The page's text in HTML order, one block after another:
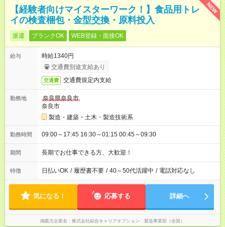
NEW
【経験者向けマイスターワーク！】食品用トレ
イの検査梱包・金型交換・原料投入
派遣 ブランクOK WEB登録・面接OK
給与
時給1340円
交通費別途支給あり
交通費 交通費規定内支給
勤務地
奈良県奈良市
奈良市
製造・建築・土木・製造技術系
勤務時間 09:00～17:45 16:30～01:15 00:45～09:30
期間 長期でお仕事できる方、大歓迎！
特徴 日払いOK / 履歴書不要 / 40～50代活躍中 / 電話対応なし
気になる！ 応募する 詳細へ
掲載元企業名 株式会社綜合キャリアオプション 製造事業部（全国）